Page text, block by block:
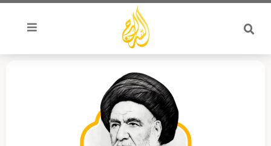
تخطي
المحتوى